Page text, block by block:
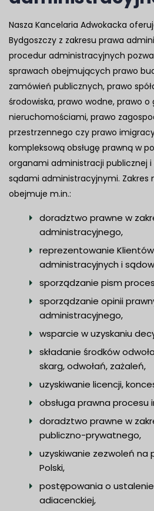
Nasza Kancelaria Adwokacka
Bydgoszczy z zakresu prawa
procedur administracyjnych
sprawach obejmujących prawo
zamówień publicznych, prawo
środowiska, prawo wodne, prawo o
nieruchomościami, prawo
przestrzennego czy prawo
kompleksową obsługę prawną w
organami administracji publicznej
sądami administracyjnymi. Zakres
obejmuje m.in.:
doradztwo prawne w
administracyjnego,
reprezentowanie
administracyjnych i
sporządzanie pism
sporządzanie opinii
administracyjnego,
wsparcie w uzyskaniu
składanie środków
skarg, odwołań, zażaleń,
uzyskiwanie licencji,
obsługa prawna procesu
doradztwo prawne w
publiczno-prywatnego,
uzyskiwanie zezwoleń
Polski,
postępowania o
adiacenckiej,